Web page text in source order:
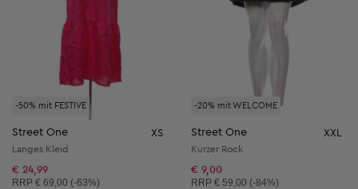
-50% mit FESTIVE
Street One XS
Langes Kleid
€ 24,99
Unverbindliche Preisempfehlung:
RRP € 69,00 (-63%)
-20% mit WELCOME
Street One XXL
Kurzer Rock
€ 9,00
Unverbindliche Preisempfehlung:
RRP € 59,00 (-84%)